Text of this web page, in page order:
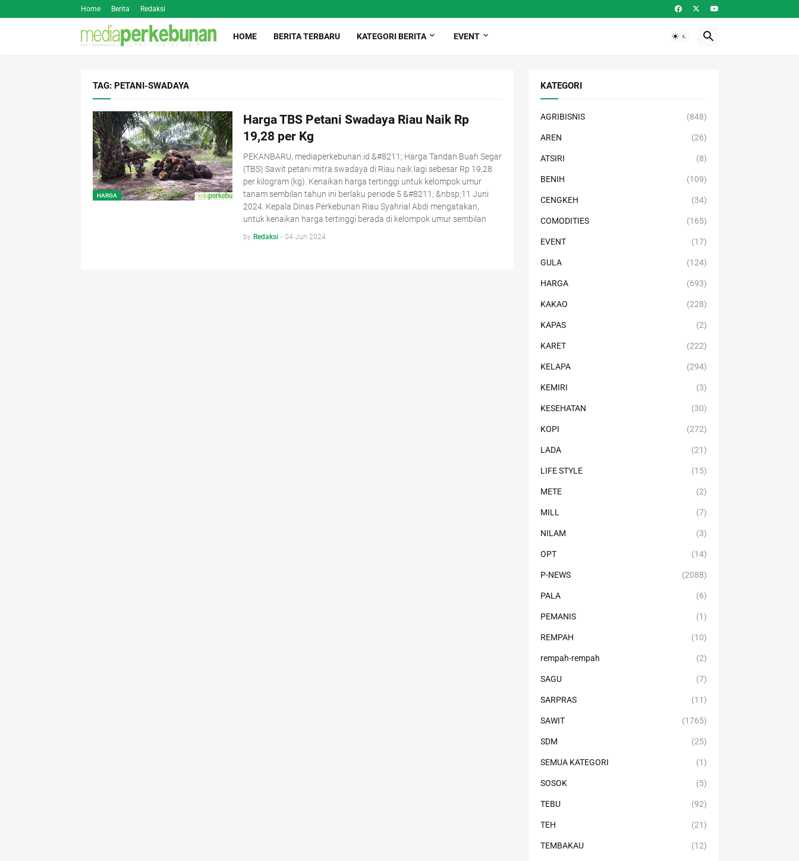
Home Berita Redaksi
HOME BERITA TERBARU KATEGORI BERITA EVENT
TAG: PETANI-SWADAYA
HARGA
Harga TBS Petani Swadaya Riau Naik Rp
19,28 per Kg
PEKANBARU, mediaperkebunan.id &#8211; Harga Tandan Buah Segar
(TBS) Sawit petani mitra swadaya di Riau naik lagi sebesar Rp 19,28
per kilogram (kg). Kenaikan harga tertinggi untuk kelompok umur
tanam sembilan tahun ini berlaku periode 5 &#8211; &nbsp;11 Juni
2024. Kepala Dinas Perkebunan Riau Syahrial Abdi mengatakan,
untuk kenaikan harga tertinggi berada di kelompok umur sembilan
by Redaksi - 04 Jun 2024
KATEGORI
AGRIBISNIS (848)
AREN (26)
ATSIRI (8)
BENIH (109)
CENGKEH (34)
COMODITIES (165)
EVENT (17)
GULA (124)
HARGA (693)
KAKAO (228)
KAPAS (2)
KARET (222)
KELAPA (294)
KEMIRI (3)
KESEHATAN (30)
KOPI (272)
LADA (21)
LIFE STYLE (15)
METE (2)
MILL (7)
NILAM (3)
OPT (14)
P-NEWS (2088)
PALA (6)
PEMANIS (1)
REMPAH (10)
rempah-rempah (2)
SAGU (7)
SARPRAS (11)
SAWIT (1765)
SDM (25)
SEMUA KATEGORI (1)
SOSOK (5)
TEBU (92)
TEH (21)
TEMBAKAU (12)